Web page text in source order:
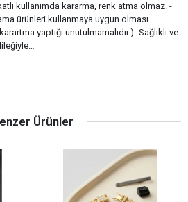
kullanımda kararma, renk atma olmaz. -
ürünleri kullanmaya uygun olması
yaptığı unutulmamalıdır.)- Sağlıklı ve
Ürünler